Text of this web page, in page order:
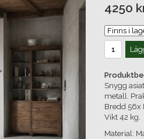
4250
Snygg
metall.
Bredd 56x
Vikt 42 kg.
Material: